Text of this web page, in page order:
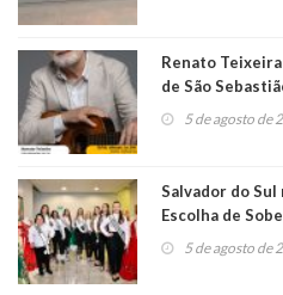
Renato
de São
5 de agosto de
Salvador do
Escolha de
5 de agosto de